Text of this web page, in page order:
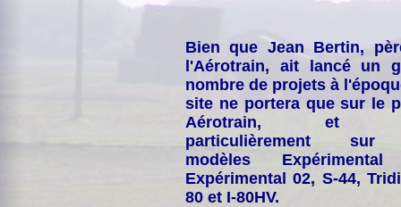
Bien que Jean Bertin,
l'Aérotrain, ait lancé un
nombre de projets à
site ne portera que sur le
Aérotrain, et
particulièrement
modèles
Expérimental 02, S-44,
80 et I-80HV.